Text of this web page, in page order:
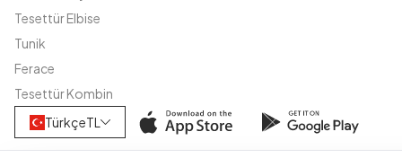
Tesettür Elbise
Tunik
Ferace
Tesettür Kombin
TürkçeTL